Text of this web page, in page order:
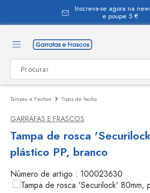
Inscreva-se agora na
e poupe 5 €
Tampas e Fechos Tipos de fecho
GARRAFAS E FRASCOS
Tampa de rosca
plástico PP, branco
Número de artigo : 100023630